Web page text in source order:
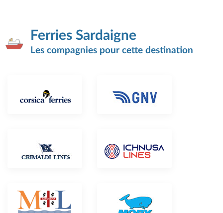
Ferries Sardaigne
Les compagnies pour cette destination